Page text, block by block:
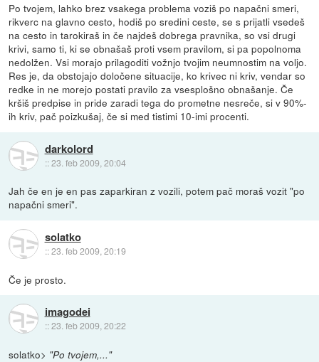
Po tvojem, lahko brez vsakega problema voziš po napačni smeri,
rikverc na glavno cesto, hodiš po sredini ceste, se s prijatli vsedeš
na cesto in tarokiraš in če najdeš dobrega pravnika, so vsi drugi
krivi, samo ti, ki se obnašaš proti vsem pravilom, si pa popolnoma
nedolžen. Vsi morajo prilagoditi vožnjo tvojim neumnostim na voljo.
Res je, da obstojajo določene situacije, ko krivec ni kriv, vendar so
redke in ne morejo postati pravilo za vsesplošno obnašanje. Če
kršiš predpise in pride zaradi tega do prometne nesreče, si v 90%-
ih kriv, pač poizkušaj, če si med tistimi 10-imi procenti.
darkolord
::23. feb 2009, 20:04
Jah če en je en pas zaparkiran z vozili, potem pač moraš vozit "po
napačni smeri".
solatko
::23. feb 2009, 20:19
Če je prosto.
imagodei
::23. feb 2009, 20:22
solatko> "Po tvojem,..."